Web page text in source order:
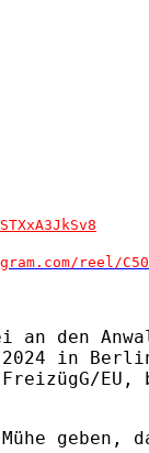
reel/
den
in
geben,